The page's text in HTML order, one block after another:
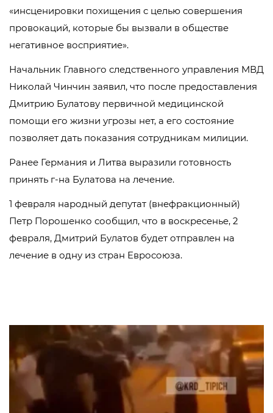
«инсценировки похищения с целью совершения
провокаций, которые бы вызвали в обществе
негативное восприятие».
Начальник Главного следственного управления МВД
Николай Чинчин заявил, что после предоставления
Дмитрию Булатову первичной медицинской
помощи его жизни угрозы нет, а его состояние
позволяет дать показания сотрудникам милиции.
Ранее Германия и Литва выразили готовность
принять г-на Булатова на лечение.
1 февраля народный депутат (внефракционный)
Петр Порошенко сообщил, что в воскресенье, 2
февраля, Дмитрий Булатов будет отправлен на
лечение в одну из стран Евросоюза.